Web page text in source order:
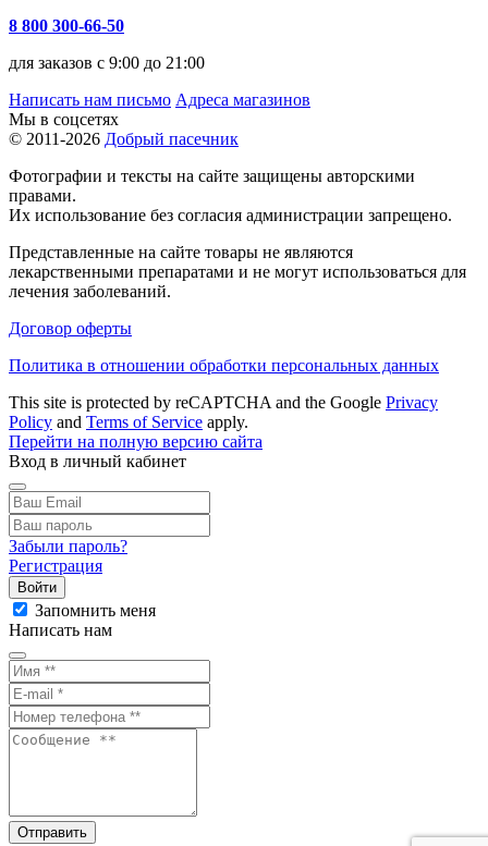
8 800 300-66-50
для заказов с 9:00 до 21:00
Написать нам письмо Адреса магазинов
Мы в соцсетях
© 2011-2026 Добрый пасечник
Фотографии и тексты на сайте защищены авторскими
правами.
Их использование без согласия администрации запрещено.
Представленные на сайте товары не являются
лекарственными препаратами и не могут использоваться для
лечения заболеваний.
Договор оферты
Политика в отношении обработки персональных данных
This site is protected by reCAPTCHA and the Google Privacy
Policy and Terms of Service apply.
Перейти на полную версию сайта
Вход в личный кабинет
Забыли пароль?
Регистрация
Войти
Запомнить меня
Написать нам
Отправить